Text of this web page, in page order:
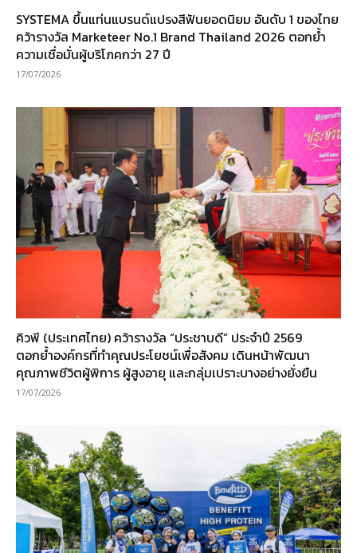
SYSTEMA ขึ้นแท่นแบรนด์แปรงสีฟันยอดนิยม อันดับ 1 ของไทย
คว้ารางวัล Marketeer No.1 Brand Thailand 2026 ตอกย้ำ
ความเชื่อมั่นผู้บริโภคกว่า 27 ปี
17/07/2026
คิวพี (ประเทศไทย) คว้ารางวัล “ประชาบดี” ประจำปี 2569
ตอกย้ำองค์กรที่ทำคุณประโยชน์เพื่อสังคม เดินหน้าพัฒนา
คุณภาพชีวิตผู้พิการ ผู้สูงอายุ และกลุ่มเปราะบางอย่างยั่งยืน
17/07/2026